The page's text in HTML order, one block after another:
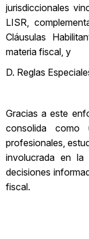
jurisdiccionales
LISR,
Cláusulas
materia fiscal, y
D. Reglas
Gracias a este
consolida como
profesionales,
involucrada en
decisiones
fiscal.